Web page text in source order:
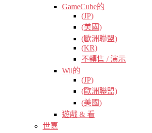
GameCube的
(JP)
(美國)
(歐洲聯盟)
(KR)
不轉售 / 演示
Wii的
(JP)
(歐洲聯盟)
(美國)
遊戲 & 看
世嘉